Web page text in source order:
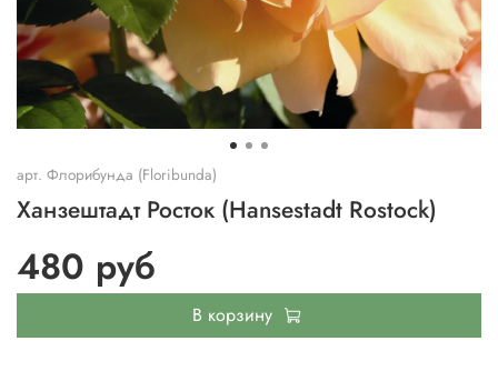
арт. Флорибунда (Floribunda)
Ханзештадт Росток (Hansestadt Rostock)
480 руб
В корзину